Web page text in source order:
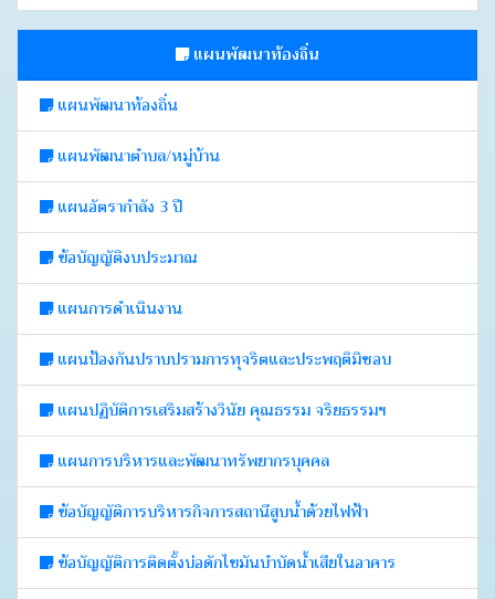
แผนพัฒนาท้องถิ่น
แผนพัฒนาท้องถิ่น
แผนพัฒนาตำบล/หมู่บ้าน
แผนอัตรากำลัง 3 ปี
ข้อบัญญัติงบประมาณ
แผนการดำเนินงาน
แผนป้องกันปราบปรามการทุจริตและประพฤติมิชอบ
แผนปฏิบัติการเสริมสร้างวินัย คุณธรรม จริยธรรมฯ
แผนการบริหารและพัฒนาทรัพยากรบุคคล
ข้อบัญญัติการบริหารกิจการสถานีสูบน้ำด้วยไฟฟ้า
ข้อบัญญัติการติดตั้งบ่อดักไขมันบำบัดน้ำเสียในอาคาร